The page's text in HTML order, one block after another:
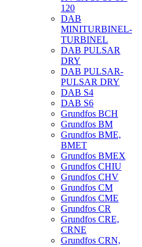
120
DAB
MINITURBINEL-
TURBINEL
DAB PULSAR
DRY
DAB PULSAR-
PULSAR DRY
DAB S4
DAB S6
Grundfos BCH
Grundfos BM
Grundfos BME,
BMET
Grundfos BMEX
Grundfos CHIU
Grundfos CHV
Grundfos CM
Grundfos CME
Grundfos CR
Grundfos CRE,
CRNE
Grundfos CRN,